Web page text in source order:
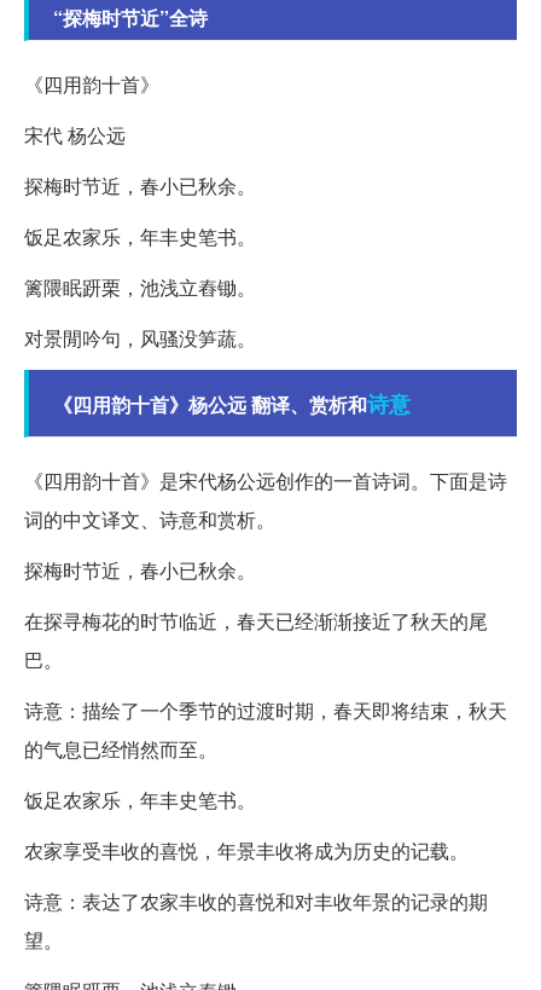
“探梅时节近”全诗
《四用韵十首》
宋代 杨公远
探梅时节近，春小已秋余。
饭足农家乐，年丰史笔书。
篱隈眠趼栗，池浅立舂锄。
对景閒吟句，风骚没笋蔬。
《四用韵十首》杨公远 翻译、赏析和诗意
《四用韵十首》是宋代杨公远创作的一首诗词。下面是诗
词的中文译文、诗意和赏析。
探梅时节近，春小已秋余。
在探寻梅花的时节临近，春天已经渐渐接近了秋天的尾
巴。
诗意：描绘了一个季节的过渡时期，春天即将结束，秋天
的气息已经悄然而至。
饭足农家乐，年丰史笔书。
农家享受丰收的喜悦，年景丰收将成为历史的记载。
诗意：表达了农家丰收的喜悦和对丰收年景的记录的期
望。